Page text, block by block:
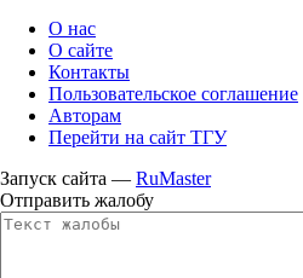
О нас
О сайте
Контакты
Пользовательское соглашение
Авторам
Перейти на сайт ТГУ
Запуск сайта — RuMaster
Отправить жалобу